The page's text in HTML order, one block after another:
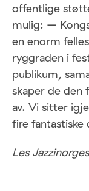
offentlige
mulig: –
en enorm
ryggraden i
publikum,
skaper de den
av. Vi sitter
fire fantastiske
Les